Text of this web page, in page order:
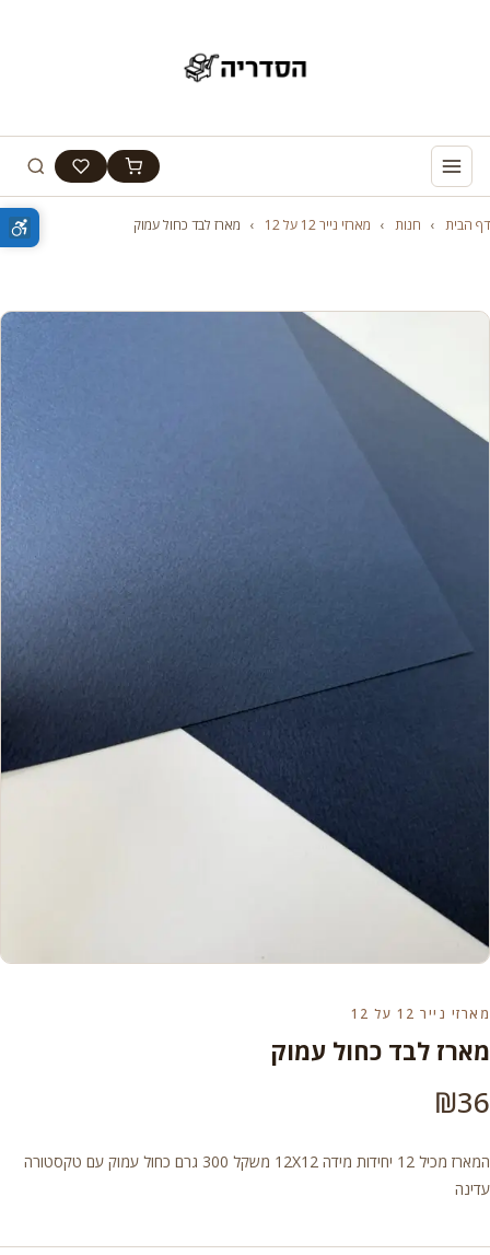
דף הבית › חנות › מארזי נייר 12 על 12 › מארז לבד כחול עמוק
מארזי נייר 12 על 12
מארז לבד כחול עמוק
₪36
המארז מכיל 12 יחידות מידה 12X12 משקל 300 גרם כחול עמוק עם טקסטורה
עדינה